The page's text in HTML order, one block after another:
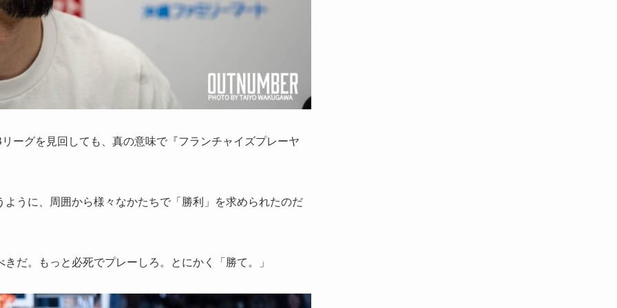
ーグを見回しても、真の意味で『フランチャイズプレーヤ
うに、周囲から様々なかたちで「勝利」を求められたのだ
だ。もっと必死でプレーしろ。とにかく「勝て。」